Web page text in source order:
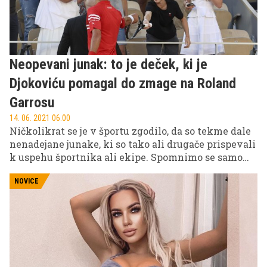
tudi Donaldu Trumpu.
Neopevani junak: to je deček, ki je
Djokoviću pomagal do zmage na Roland
Garrosu
14. 06. 2021 06.00
Ničkolikrat se je v športu zgodilo, da so tekme dale
nenadejane junake, ki so tako ali drugače prispevali
k uspehu športnika ali ekipe. Spomnimo se samo
tlakoval zadetek Liverpoola v Ligi prvakov proti
Barceloni. Zadnji tak primer prihaja s finala
teniškega turnirja Rolanda Garros, kjer je mladi
gledalec z rob prepada povlekel številko ena
svetovnega tenisa, Novaka Djokovića, ki je nato
osvojil že 19. lovoriko na grand slamih in le še eno
zaostaja za večnima tekmecema.
NOVICE